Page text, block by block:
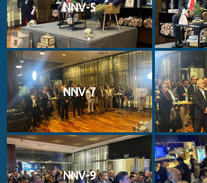
NNV-5
NNV-7
NNV-9